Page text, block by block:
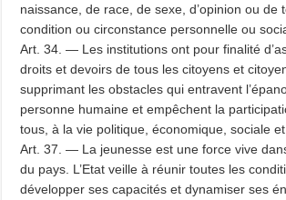
naissance, de race, de sexe, d’opinion ou de
condition ou circonstance personnelle ou
Art. 34. — Les institutions ont pour finalité
droits et devoirs de tous les citoyens et
supprimant les obstacles qui entravent
personne humaine et empêchent la
tous, à la vie politique, économique, sociale
Art. 37. — La jeunesse est une force vive
du pays. L’Etat veille à réunir toutes les
développer ses capacités et dynamiser ses